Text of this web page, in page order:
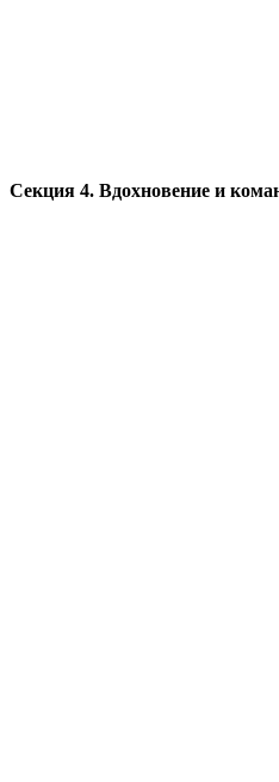
Секция 4. Вдохновение и